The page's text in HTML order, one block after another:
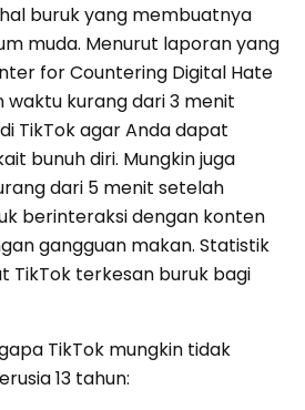
buruk yang membuatnya
muda. Menurut laporan yang
for Countering Digital Hate
waktu kurang dari 3 menit
TikTok agar Anda dapat
bunuh diri. Mungkin juga
dari 5 menit setelah
berinteraksi dengan konten
gangguan makan. Statistik
TikTok terkesan buruk bagi
TikTok mungkin tidak
13 tahun: